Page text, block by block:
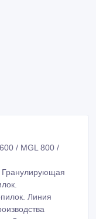
/ MGL 800 /